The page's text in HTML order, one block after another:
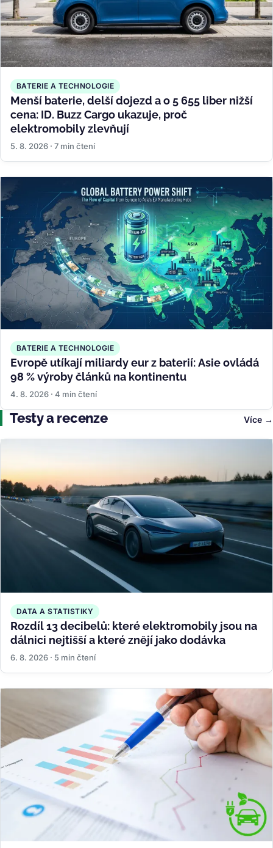
BATERIE A TECHNOLOGIE
Menší baterie, delší dojezd a o 5 655 liber nižší
cena: ID. Buzz Cargo ukazuje, proč
elektromobily zlevňují
5. 8. 2026 · 7 min čtení
BATERIE A TECHNOLOGIE
Evropě utíkají miliardy eur z baterií: Asie ovládá
98 % výroby článků na kontinentu
4. 8. 2026 · 4 min čtení
Testy a recenze Více
DATA A STATISTIKY
Rozdíl 13 decibelů: které elektromobily jsou na
dálnici nejtišší a které znějí jako dodávka
6. 8. 2026 · 5 min čtení